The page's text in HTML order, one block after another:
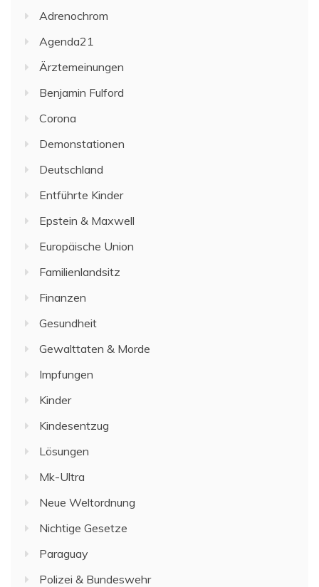
Adrenochrom
Agenda21
Ärztemeinungen
Benjamin Fulford
Corona
Demonstationen
Deutschland
Entführte Kinder
Epstein & Maxwell
Europäische Union
Familienlandsitz
Finanzen
Gesundheit
Gewalttaten & Morde
Impfungen
Kinder
Kindesentzug
Lösungen
Mk-Ultra
Neue Weltordnung
Nichtige Gesetze
Paraguay
Polizei & Bundeswehr